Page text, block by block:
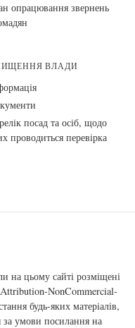
опрацювання звернень
ВЛАДИ
посад та осіб, щодо
проводиться перевірка
на цьому сайті розміщені
NonCommercial-
будь-яких матеріалів,
за умови посилання на